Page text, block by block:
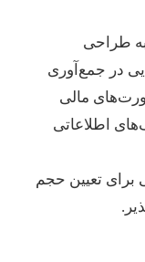
جمع‌آوری
مالی
اطلاعاتی
تعیین حجم